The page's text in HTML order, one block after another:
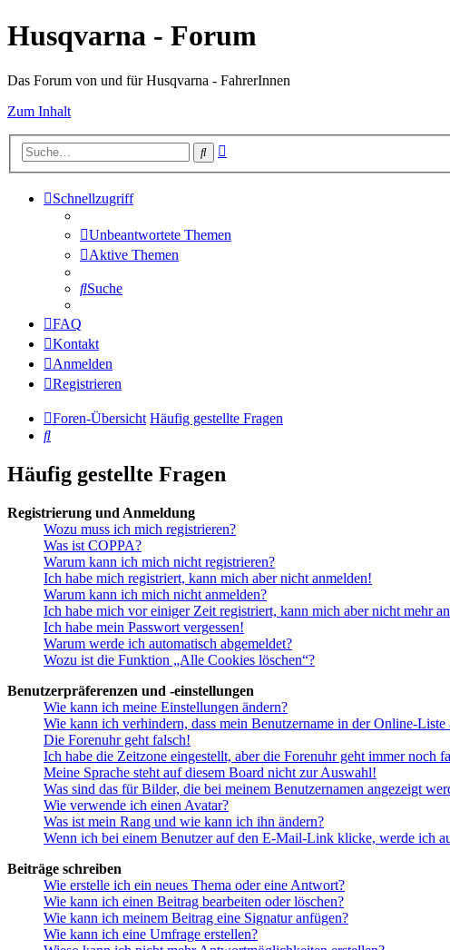
Husqvarna - Forum
Das Forum von und für Husqvarna - FahrerInnen
Zum Inhalt
Suche
Schnellzugriff
Unbeantwortete Themen
Aktive Themen
Suche
FAQ
Kontakt
Anmelden
Registrieren
Foren-Übersicht Häufig gestellte Fragen
Suche
Häufig gestellte Fragen
Registrierung und Anmeldung
Wozu muss ich mich registrieren?
Was ist COPPA?
Warum kann ich mich nicht registrieren?
Ich habe mich registriert, kann mich aber nicht anmelden!
Warum kann ich mich nicht anmelden?
Ich habe mich vor einiger Zeit registriert, kann mich aber nicht mehr
Ich habe mein Passwort vergessen!
Warum werde ich automatisch abgemeldet?
Wozu ist die Funktion „Alle Cookies löschen“?
Benutzerpräferenzen und -einstellungen
Wie kann ich meine Einstellungen ändern?
Wie kann ich verhindern, dass mein Benutzername in der Online-Liste
Die Forenuhr geht falsch!
Ich habe die Zeitzone eingestellt, aber die Forenuhr geht immer noch
Meine Sprache steht auf diesem Board nicht zur Auswahl!
Was sind das für Bilder, die bei meinem Benutzernamen angezeigt
Wie verwende ich einen Avatar?
Was ist mein Rang und wie kann ich ihn ändern?
Wenn ich bei einem Benutzer auf den E-Mail-Link klicke, werde ich
Beiträge schreiben
Wie erstelle ich ein neues Thema oder eine Antwort?
Wie kann ich einen Beitrag bearbeiten oder löschen?
Wie kann ich meinem Beitrag eine Signatur anfügen?
Wie kann ich eine Umfrage erstellen?